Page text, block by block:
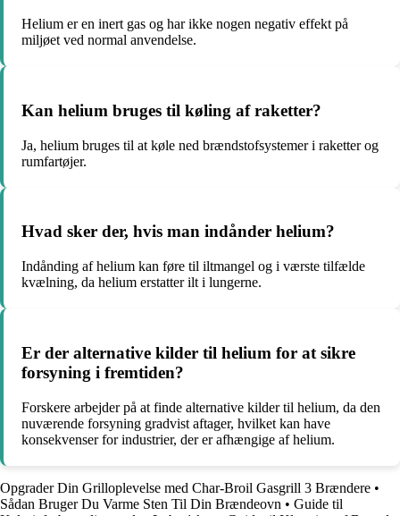
Helium er en inert gas og har ikke nogen negativ effekt på
miljøet ved normal anvendelse.
Kan helium bruges til køling af raketter?
Ja, helium bruges til at køle ned brændstofsystemer i raketter og
rumfartøjer.
Hvad sker der, hvis man indånder helium?
Indånding af helium kan føre til iltmangel og i værste tilfælde
kvælning, da helium erstatter ilt i lungerne.
Er der alternative kilder til helium for at sikre
forsyning i fremtiden?
Forskere arbejder på at finde alternative kilder til helium, da den
nuværende forsyning gradvist aftager, hvilket kan have
konsekvenser for industrier, der er afhængige af helium.
Opgrader Din Grilloplevelse med Char-Broil Gasgrill 3 Brændere •
Sådan Bruger Du Varme Sten Til Din Brændeovn • Guide til